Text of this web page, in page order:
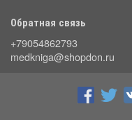
Обратная связь
+79054862793
medkniga@shopdon.ru